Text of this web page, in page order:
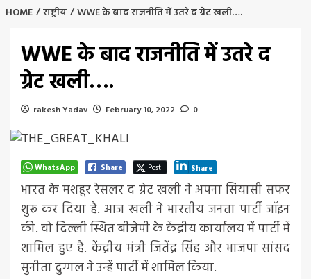
HOME राष्ट्रीय WWE के बाद राजनीति में उतरे द ग्रेट खली….
WWE के बाद राजनीति में उतरे द
ग्रेट खली….
rakesh Yadav February 10, 2022 0
WhatsApp Share Post Share
भारत के मशहूर रेसलर द ग्रेट खली ने अपना सियासी सफर
शुरू कर दिया है. आज खली ने भारतीय जनता पार्टी जॉइन
की. वो दिल्ली स्थित बीजेपी के केंद्रीय कार्यालय में पार्टी में
शामिल हुए हैं. केंद्रीय मंत्री जितेंद्र सिंह और भाजपा सांसद
सुनीता दुग्गल ने उन्हें पार्टी में शामिल किया.